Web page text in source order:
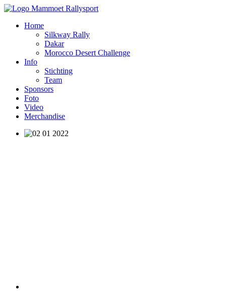
Home
Silkway Rally
Dakar
Morocco Desert Challenge
Info
Stichting
Team
Sponsors
Foto
Video
Merchandise